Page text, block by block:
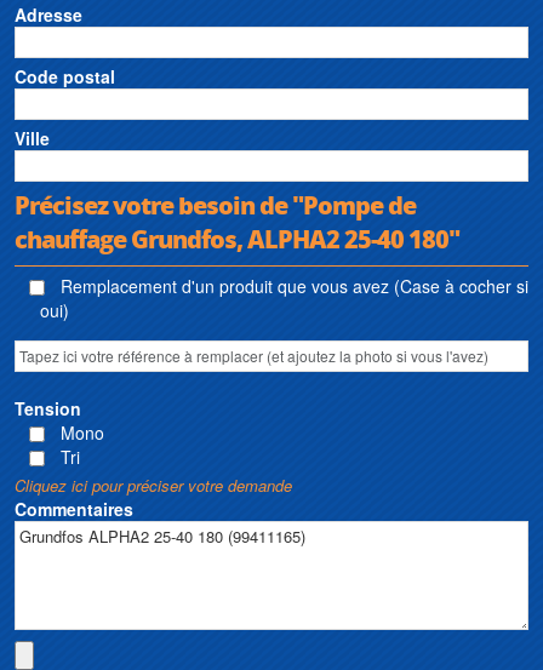
Adresse
Code postal
Ville
Précisez votre besoin de "Pompe de
chauffage Grundfos, ALPHA2 25-40 180"
Remplacement d'un produit que vous avez (Case à cocher si
oui)
Tension
Mono
Tri
Cliquez ici pour préciser votre demande
Commentaires